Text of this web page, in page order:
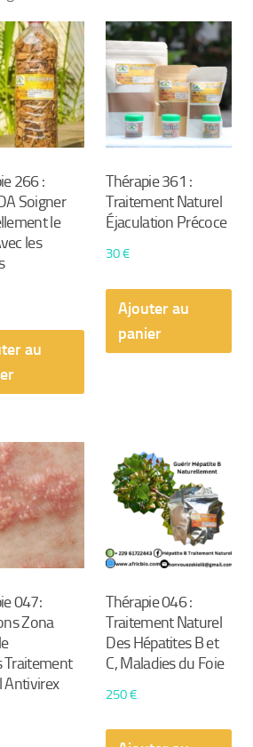
par
popularité
266 :
Soigner
le
les
au
Thérapie 361 :
Traitement Naturel
Éjaculation Précoce
30€
Ajouter au
panier
047:
Zona
Traitement
Antivirex
Thérapie 046 :
Traitement Naturel
Des Hépatites B et
C, Maladies du Foie
250€